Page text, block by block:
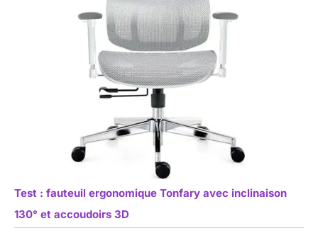
Test : fauteuil ergonomique Tonfary avec inclinaison
130° et accoudoirs 3D